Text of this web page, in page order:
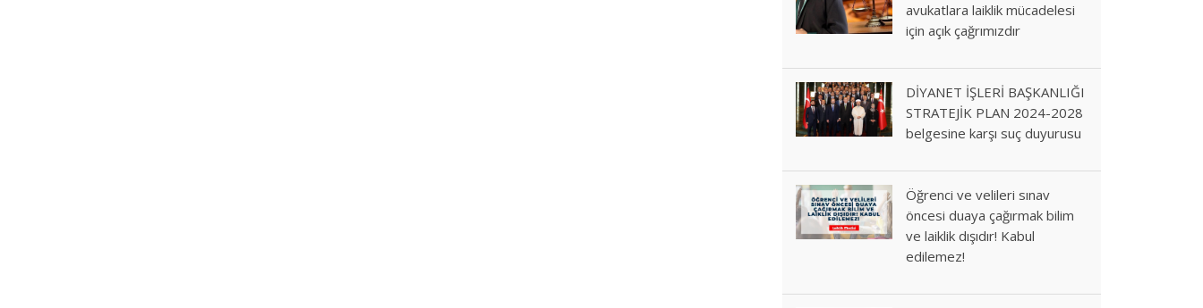
avukatlara laiklik mücadelesi
için açık çağrımızdır
DİYANET İŞLERİ BAŞKANLIĞI
STRATEJİK PLAN 2024-2028
belgesine karşı suç duyurusu
Öğrenci ve velileri sınav
öncesi duaya çağırmak bilim
ve laiklik dışıdır! Kabul
edilemez!